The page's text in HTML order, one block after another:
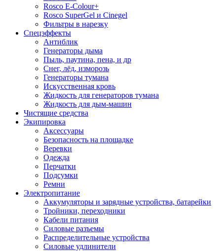
Rosco E-Colour+
Rosco SuperGel и Cinegel
Фильтры в нарезку
Спецэффекты
Антиблик
Генераторы дыма
Пыль, паутина, пена, и др
Снег, лёд, изморозь
Генераторы тумана
Искусственная кровь
Жидкость для генераторов тумана
Жидкость для дым-машин
Чистящие средства
Экипировка
Аксессуары
Безопасность на площадке
Веревки
Одежда
Перчатки
Подсумки
Ремни
Электропитание
Аккумуляторы и зарядные устройства, батарейки
Тройники, переходники
Кабели питания
Силовые разъемы
Распределительные устройства
Силовые удлинители